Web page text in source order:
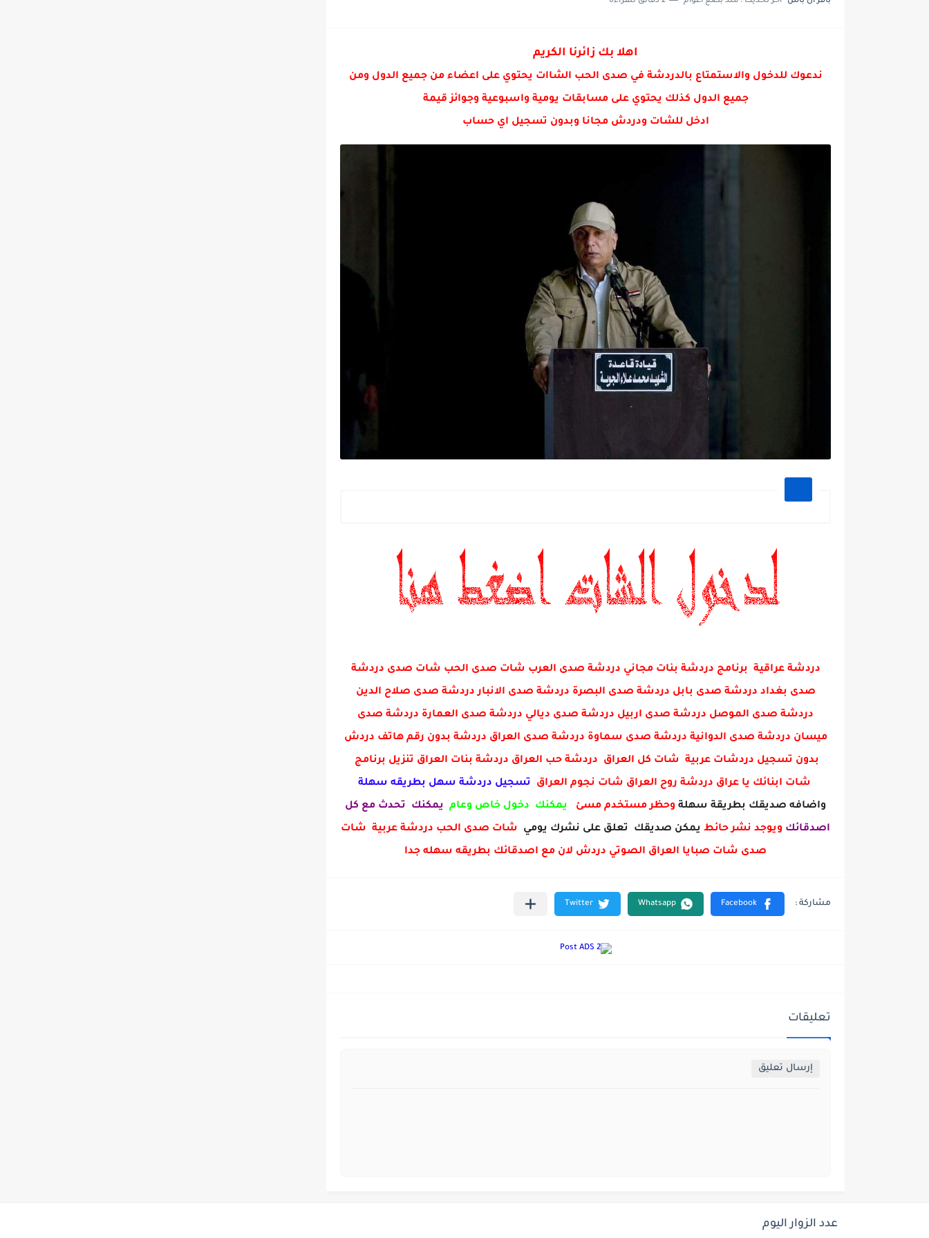
اهلا بك زائرنا الكريم
ندعوك للدخول والاستمتاع بالدردشة في صدى الحب الشاات يحتوي على اعضاء من جميع الدول ومن
جميع الدول كذلك يحتوي على مسابقات يومية واسبوعية وجوائز قيمة
ادخل للشات ودردش مجانا وبدون تسجيل اي حساب
دردشة عراقية برنامج دردشة بنات مجاني دردشة صدى العرب شات صدى الحب شات صدى دردشة
صدى بغداد دردشة صدى بابل دردشة صدى البصرة دردشة صدى الانبار دردشة صدى صلاح الدين
دردشة صدى الموصل دردشة صدى اربيل دردشة صدى ديالي دردشة صدى العمارة دردشة صدى
ميسان دردشة صدى الدوانية دردشة صدى سماوة دردشة صدى العراق دردشة بدون رقم هاتف دردش
بدون تسجيل دردشات عربية شات كل العراق دردشة حب العراق دردشة بنات العراق تنزيل برنامج
شات ابنائك يا عراق دردشة روح العراق شات نجوم العراق تسجيل دردشة سهل بطريقه سهلة
واضافه صديقك بطريقة سهلة وحظر مستخدم مسئ يمكنك دخول خاص وعام يمكنك تحدث مع كل
اصدقائك ويوجد نشر حائط يمكن صديقك تعلق على نشرك يومي شات صدى الحب دردشة عربية شات
صدى شات صبايا العراق الصوتي دردش لان مع اصدقائك بطريقه سهله جدا
تعليقات
إرسال تعليق
عدد الزوار اليوم